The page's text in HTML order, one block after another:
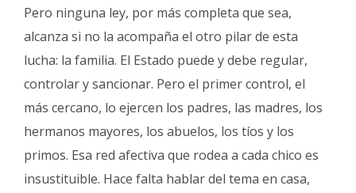
Pero ninguna ley, por más completa que sea,
alcanza si no la acompaña el otro pilar de esta
lucha: la familia. El Estado puede y debe regular,
controlar y sancionar. Pero el primer control, el
más cercano, lo ejercen los padres, las madres, los
hermanos mayores, los abuelos, los tíos y los
primos. Esa red afectiva que rodea a cada chico es
insustituible. Hace falta hablar del tema en casa,